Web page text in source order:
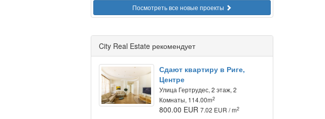
Посмотреть все новые проекты
City Real Estate рекомендует
Сдают квартиру в Риге,
Центре
Улица Гертрудес, 2 этаж, 2
Комнаты, 114.00m2
800.00 EUR7.02 EUR / m2